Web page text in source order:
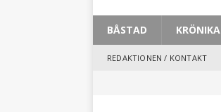
BÅSTAD KRÖNIKA
REDAKTIONEN / KONTAKT